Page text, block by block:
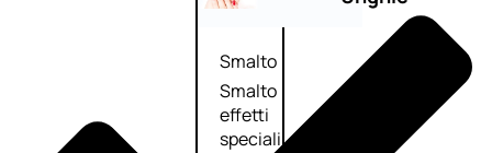
Smalto
Smalto
effetti
speciali